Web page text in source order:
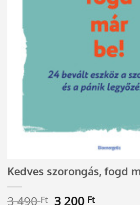
Kedves szorongás, fogd
3 490Ft Original
3 200 FtCurrent